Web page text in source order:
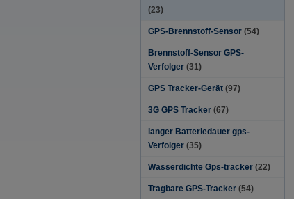
(23)
GPS-Brennstoff-Sensor (54)
Brennstoff-Sensor GPS-
Verfolger (31)
GPS Tracker-Gerät (97)
3G GPS Tracker (67)
langer Batteriedauer gps-
Verfolger (35)
Wasserdichte Gps-tracker (22)
Tragbare GPS-Tracker (54)